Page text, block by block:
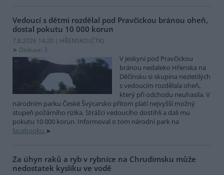
Vedoucí s dětmi rozdělal pod Pravčickou bránou oheň,
dostal pokutu 10 000 korun
7.8.2026 14:20 | HŘENSKO (ČTK)
Diskuse: 3
V jeskyni pod Pravčickou
bránou nedaleko Hřenska na
Děčínsku si skupina nezletilých
s vedoucím rozdělala oheň,
který při odchodu neuhasila. V
národním parku České Švýcarsko přitom platí nejvyšší možný
stupeň požárního rizika. Strážci vedoucího dostihli a dali mu
pokutu 10 000 korun. Informoval o tom národní park na
facebooku.
Za úhyn raků a ryb v rybníce na Chrudimsku může
nedostatek kyslíku ve vodě